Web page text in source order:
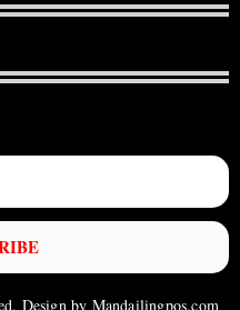
Design by Mandailingpos.com